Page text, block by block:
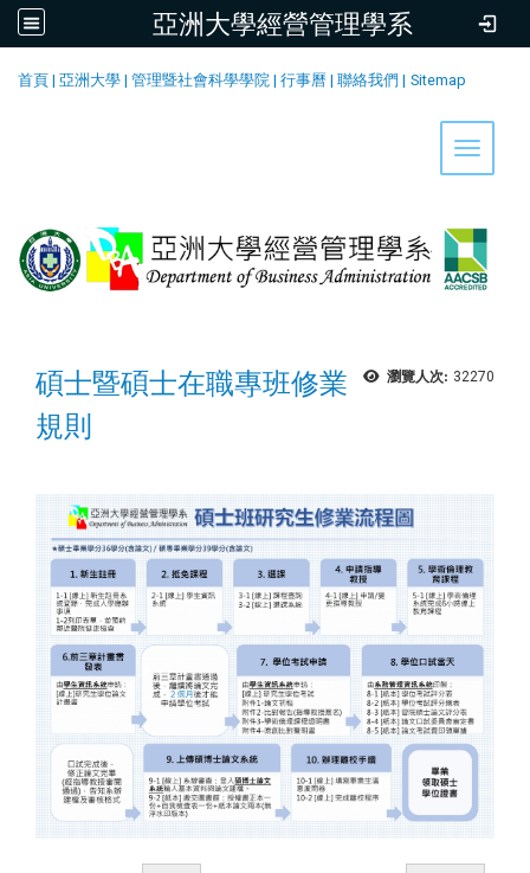
亞洲大學經營管理學系
首頁 | 亞洲大學 | 管理暨社會科學學院 | 行事曆 | 聯絡我們 | Sitemap
Toggle
瀏覽人次: 32270
碩士暨碩士在職專班修業
規則